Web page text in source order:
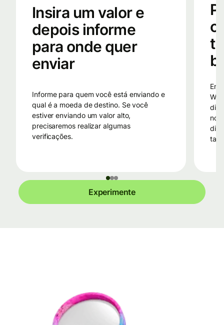
Insira um valor e
depois informe
para onde quer
enviar
Informe para quem você está enviando e
qual é a moeda de destino. Se você
estiver enviando um valor alto,
precisaremos realizar algumas
verificações.
Envie dinheiro para a conta bancária da
no
Experimente